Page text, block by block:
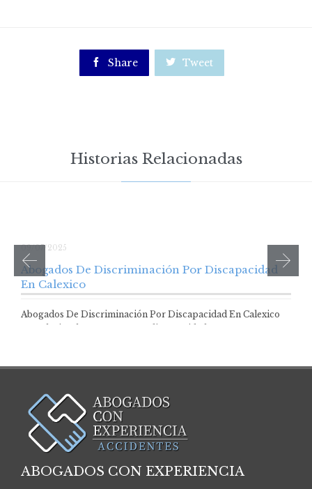
 Share  Tweet
Historias Relacionadas
09/07/2025
Abogados De Discriminación Por Discapacidad
En Calexico
Abogados De Discriminación Por Discapacidad En Calexico
ABOGADOS CON EXPERIENCIA